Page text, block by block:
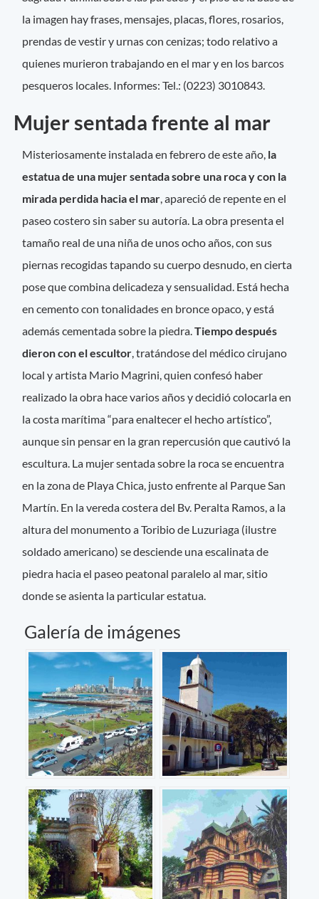
la imagen hay frases, mensajes, placas, flores, rosarios,
prendas de vestir y urnas con cenizas; todo relativo a
quienes murieron trabajando en el mar y en los barcos
pesqueros locales. Informes: Tel.: (0223) 3010843.
Mujer sentada frente al mar
Misteriosamente instalada en febrero de este año, la
estatua de una mujer sentada sobre una roca y con la
mirada perdida hacia el mar, apareció de repente en el
paseo costero sin saber su autoría. La obra presenta el
tamaño real de una niña de unos ocho años, con sus
piernas recogidas tapando su cuerpo desnudo, en cierta
pose que combina delicadeza y sensualidad. Está hecha
en cemento con tonalidades en bronce opaco, y está
además cementada sobre la piedra.Tiempo después
dieron con el escultor, tratándose del médico cirujano
local y artista Mario Magrini, quien confesó haber
realizado la obra hace varios años y decidió colocarla en
la costa marítima “para enaltecer el hecho artístico”,
aunque sin pensar en la gran repercusión que cautivó la
escultura. La mujer sentada sobre la roca se encuentra
en la zona de Playa Chica, justo enfrente al Parque San
Martín. En la vereda costera del Bv. Peralta Ramos, a la
altura del monumento a Toribio de Luzuriaga (ilustre
soldado americano) se desciende una escalinata de
piedra hacia el paseo peatonal paralelo al mar, sitio
donde se asienta la particular estatua.
Galería de imágenes